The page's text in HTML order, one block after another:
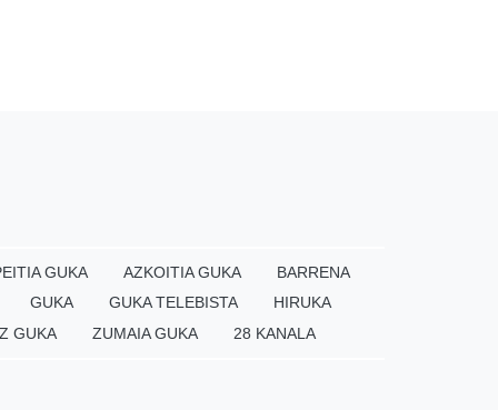
GUKA AZKOITIA GUKA
BARRENA
GUKA
GUKA TELEBISTA
HIRUKA
GUKA
ZUMAIA GUKA 28 KANALA